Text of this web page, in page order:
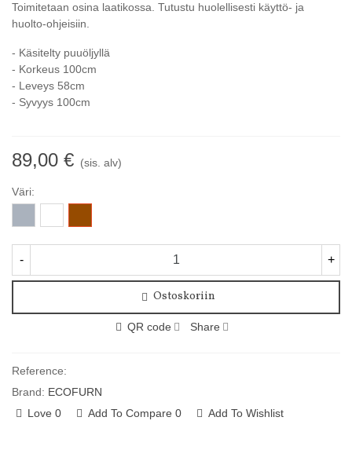
Toimitetaan osina laatikossa. Tutustu huolellisesti käyttö- ja
huolto-ohjeisiin.
- Käsitelty puuöljyllä
- Korkeus 100cm
- Leveys 58cm
- Syvyys 100cm
89,00 € (sis. alv)
Väri:
- +
Ostoskoriin
QR code Share
Reference:
Brand: ECOFURN
Love 0 Add To Compare 0 Add To Wishlist